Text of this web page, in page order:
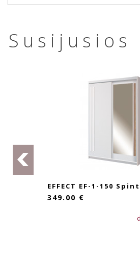
Susijusios
EFFECT EF-1-150
349.00 €